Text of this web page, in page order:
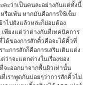
คะว่าเป็นคนละอย่างกันแต่ทั้งนี้
รือเพ้น หากมันคือการใช้เข็ม
าไปฝังแล้วหล่ะก็ย่อมต้อง
พียงแต่ว่าต่างกันที่เทคนิคการ
ด้ของการสักคิ้วคือจะได้คิ้วที่
ะการสักก็คือการเสริมเติมแต่ง
ว่าจะแตกต่างในเรื่องของ
ะออกมาจากพื้นผิวเท่านั้น
ที่เราพูดกันบ่อยๆว่าการสักคิ้วไม่